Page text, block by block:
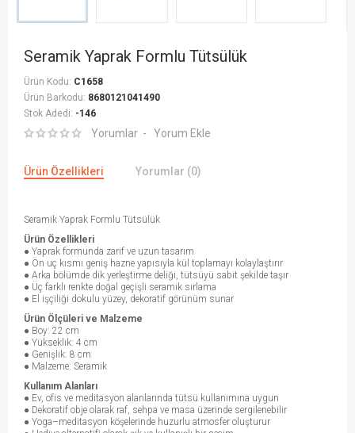
Seramik Yaprak Formlu Tütsülük
Ürün Kodu: C1658
Ürün Barkodu: 8680121041490
Stok Adedi: -146
Yorumlar Yorum Ekle
Ürün Özellikleri Yorumlar (0)
Seramik Yaprak Formlu Tütsülük
Ürün Özellikleri
● Yaprak formunda zarif ve uzun tasarım
● Ön uç kısmı geniş hazne yapısıyla kül toplamayı kolaylaştırır
● Arka bölümde dik yerleştirme deliği, tütsüyü sabit şekilde taşır
● Üç farklı renkte doğal geçişli seramik sırlama
● El işçiliği dokulu yüzey, dekoratif görünüm sunar
Ürün Ölçüleri ve Malzeme
● Boy: 22 cm
● Yükseklik: 4 cm
● Genişlik: 8 cm
● Malzeme: Seramik
Kullanım Alanları
● Ev, ofis ve meditasyon alanlarında tütsü kullanımına uygun
● Dekoratif obje olarak raf, sehpa ve masa üzerinde sergilenebilir
● Yoga–meditasyon köşelerinde huzurlu atmosfer oluşturur